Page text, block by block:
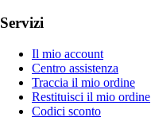
Servizi
Il mio account
Centro assistenza
Traccia il mio ordine
Restituisci il mio ordine
Codici sconto